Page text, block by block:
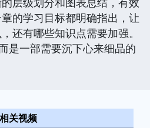
的学习目标都明确指出，让
还有哪些知识点需要加强。
是一部需要沉下心来细品的
相关视频